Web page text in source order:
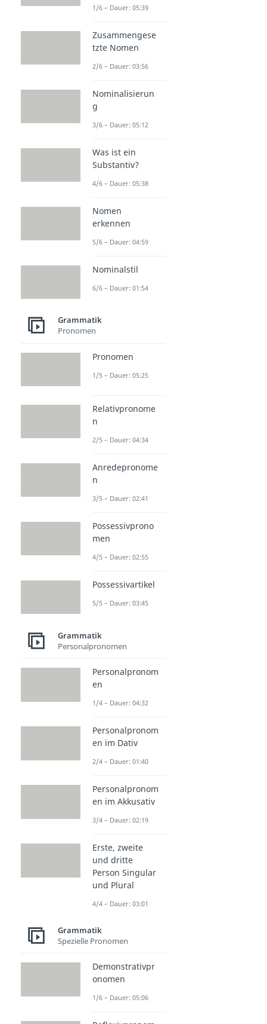
1/6 – Dauer: 05:39
Zusammengese
tzte Nomen
2/6 – Dauer: 03:56
Nominalisierun
g
3/6 – Dauer: 05:12
Was ist ein
Substantiv?
4/6 – Dauer: 05:38
Nomen
erkennen
5/6 – Dauer: 04:59
Nominalstil
6/6 – Dauer: 01:54
Grammatik
Pronomen
Pronomen
1/5 – Dauer: 05:25
Relativpronome
n
2/5 – Dauer: 04:34
Anredepronome
n
3/5 – Dauer: 02:41
Possessivprono
men
4/5 – Dauer: 02:55
Possessivartikel
5/5 – Dauer: 03:45
Grammatik
Personalpronomen
Personalpronom
en
1/4 – Dauer: 04:32
Personalpronom
en im Dativ
2/4 – Dauer: 01:40
Personalpronom
en im Akkusativ
3/4 – Dauer: 02:19
Erste, zweite
und dritte
Person Singular
und Plural
4/4 – Dauer: 03:01
Grammatik
Spezielle Pronomen
Demonstrativpr
onomen
1/6 – Dauer: 05:06